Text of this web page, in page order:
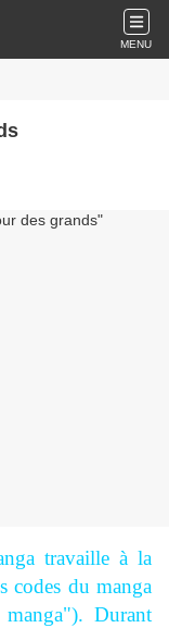
MENU
travaille à la
codes du manga
Durant